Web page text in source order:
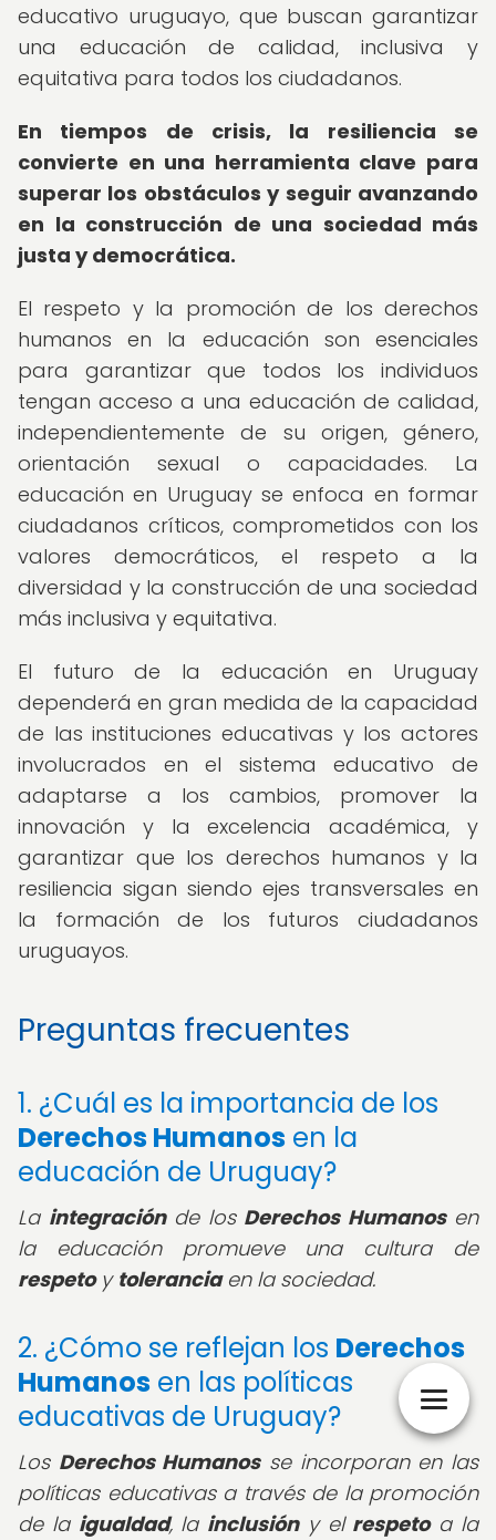
educativo uruguayo, que buscan garantizar
una educación de calidad, inclusiva y
equitativa para todos los ciudadanos.
En tiempos de crisis, la resiliencia se
convierte en una herramienta clave para
superar los obstáculos y seguir avanzando
en la construcción de una sociedad más
justa y democrática.
El respeto y la promoción de los derechos
humanos en la educación son esenciales
para garantizar que todos los individuos
tengan acceso a una educación de calidad,
independientemente de su origen, género,
orientación sexual o capacidades. La
educación en Uruguay se enfoca en formar
ciudadanos críticos, comprometidos con los
valores democráticos, el respeto a la
diversidad y la construcción de una sociedad
más inclusiva y equitativa.
El futuro de la educación en Uruguay
dependerá en gran medida de la capacidad
de las instituciones educativas y los actores
involucrados en el sistema educativo de
adaptarse a los cambios, promover la
innovación y la excelencia académica, y
garantizar que los derechos humanos y la
resiliencia sigan siendo ejes transversales en
la formación de los futuros ciudadanos
uruguayos.
Preguntas frecuentes
1. ¿Cuál es la importancia de los
Derechos Humanos en la
educación de Uruguay?
La integraciónde los Derechos Humanosen
la educación promueve una cultura de
respetoy toleranciaen la sociedad.
2. ¿Cómo se reflejan los Derechos
Humanos en las políticas
educativas de Uruguay?
Los Derechos Humanosse incorporan en las
políticas educativas a través de la promoción
de la igualdad, la inclusióny el respetoa la